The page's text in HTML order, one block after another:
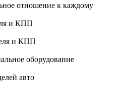
отношение к каждому
и КПП
и КПП
оборудование
авто